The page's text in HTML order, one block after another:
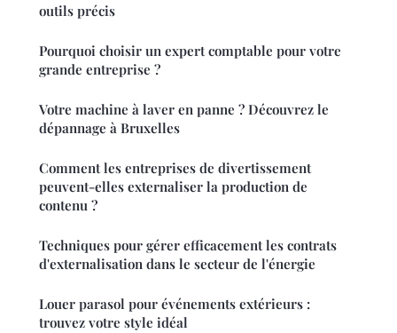
outils précis
Pourquoi choisir un expert comptable pour votre
grande entreprise ?
Votre machine à laver en panne ? Découvrez le
dépannage à Bruxelles
Comment les entreprises de divertissement
peuvent-elles externaliser la production de
contenu ?
Techniques pour gérer efficacement les contrats
d'externalisation dans le secteur de l'énergie
Louer parasol pour événements extérieurs :
trouvez votre style idéal